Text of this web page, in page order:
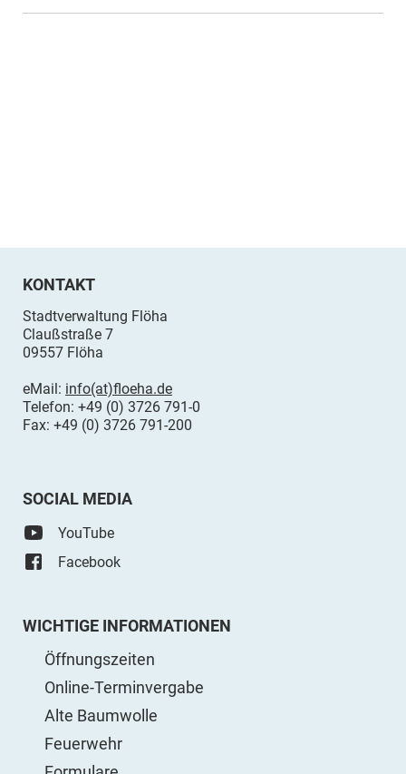
KONTAKT
Stadtverwaltung Flöha
Claußstraße 7
09557 Flöha
eMail: info(at)floeha.de
Telefon: +49 (0) 3726 791-0
Fax: +49 (0) 3726 791-200
SOCIAL MEDIA
YouTube
Facebook
WICHTIGE INFORMATIONEN
Öffnungszeiten
Online-Terminvergabe
Alte Baumwolle
Feuerwehr